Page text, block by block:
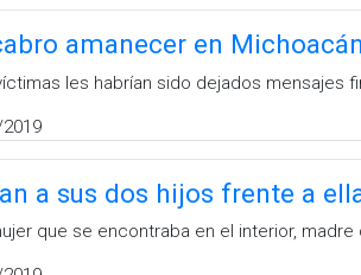
amanecer en
les habrían sido dejados mensajes
a sus dos hijos frente a
que se encontraba en el interior,